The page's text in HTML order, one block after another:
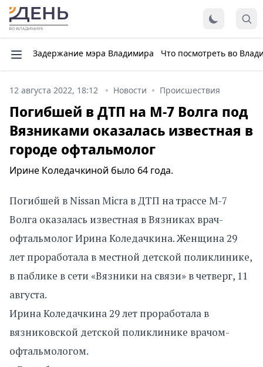
Задержание мэра Владимира Что посмотреть во
12 августа 2022, 18:12 Новости Происшествия
Погибшей в ДТП на М-7 Волга под
Вязниками оказалась известная в
городе офтальмолог
Ирине Коледачкиной было 64 года.
Погибшей в Nissan Micra в ДТП на трассе М-7
Волга оказалась известная в Вязниках врач-
офтальмолог Ирина Коледачкина. Женщина 29
лет проработала в местной детской поликлинике,
в паблике в сети «Вязники на связи» в четверг, 11
августа.
Ирина Коледачкина 29 лет проработала в
вязниковской детской поликлинике врачом-
офтальмологом.